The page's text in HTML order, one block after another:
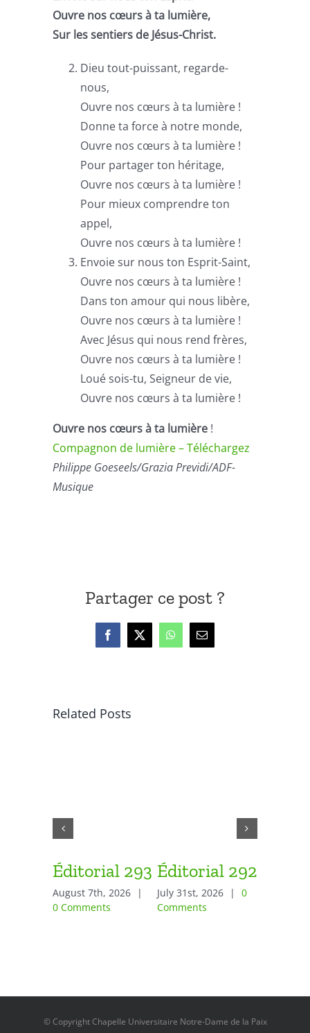
Ouvre nos cœurs à ta lumière,
Sur les sentiers de Jésus-Christ.
Dieu tout-puissant, regarde-
nous,
Ouvre nos cœurs à ta lumière !
Donne ta force à notre monde,
Ouvre nos cœurs à ta lumière !
Pour partager ton héritage,
Ouvre nos cœurs à ta lumière !
Pour mieux comprendre ton
appel,
Ouvre nos cœurs à ta lumière !
Envoie sur nous ton Esprit-Saint,
Ouvre nos cœurs à ta lumière !
Dans ton amour qui nous libère,
Ouvre nos cœurs à ta lumière !
Avec Jésus qui nous rend frères,
Ouvre nos cœurs à ta lumière !
Loué sois-tu, Seigneur de vie,
Ouvre nos cœurs à ta lumière !
Ouvre nos cœurs à ta lumière !
Compagnon de lumière – Téléchargez
Philippe Goeseels/Grazia Previdi/ADF-
Musique
Partager ce post ?
Facebook
X WhatsAppEmail
Related Posts
Éditorial 293
August 7th, 2026
|
0 Comments
Éditorial 292
July 31st, 2026 |
0
Comments
© Copyright Chapelle Universitaire Notre-Dame de la Paix